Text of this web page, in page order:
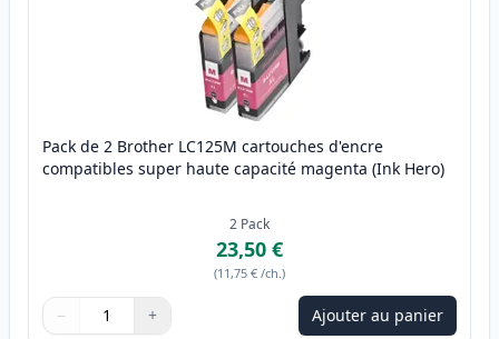
Pack de 2 Brother LC125M cartouches d'encre
compatibles super haute capacité magenta (Ink Hero)
2 Pack
23,50 €
(11,75 € /ch.)
Quantité
Utilisez les boutons pour ajuster
− +
Quantité Ajouter au panier